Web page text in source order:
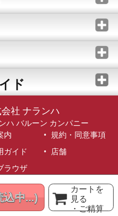
込中...)
カートを
見る
・ご精算
ド
社 ナランハ
ハ バルーン カンパニー
内
規約・同意事項
ガイド
店舗
ラウザ
Inc. All Rights Reserved.